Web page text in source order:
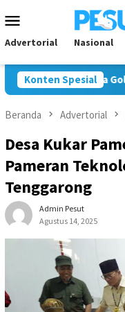
ke
kontenMobile
Advertorial Nasional
Konten Spesial
Ketua Golkar
Beranda Advertorial
Desa Kukar
Pameran
Tenggarong
Admin Pesut
Agustus 14, 2025